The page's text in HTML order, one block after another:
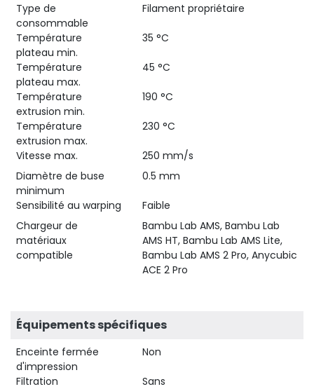
Type de
consommable
Filament propriétaire
Température
plateau min.
35 °C
Température
plateau max.
45 °C
Température
extrusion min.
190 °C
Température
extrusion max.
230 °C
Vitesse max.
250 mm/s
Diamètre de buse
minimum
0.5 mm
Sensibilité au warping
Faible
Chargeur de
matériaux
compatible
Bambu Lab AMS, Bambu Lab
AMS HT, Bambu Lab AMS Lite,
Bambu Lab AMS 2 Pro, Anycubic
ACE 2 Pro
Équipements spécifiques
Enceinte fermée
d'impression
Non
Filtration Sans